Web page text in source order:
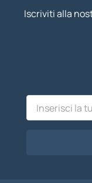
Iscriviti alla